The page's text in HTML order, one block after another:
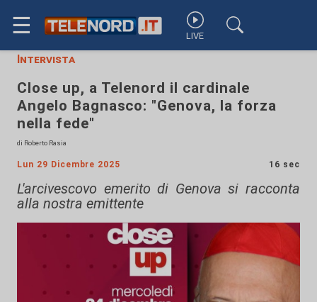
☰ LIVE
Intervista
Close up, a Telenord il cardinale
Angelo Bagnasco: "Genova, la forza
nella fede"
di Roberto Rasia
Lun 29 Dicembre 2025 16 sec
L'arcivescovo emerito di Genova si racconta
alla nostra emittente